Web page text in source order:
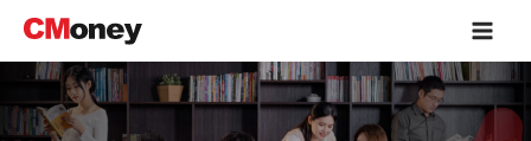
主
Main